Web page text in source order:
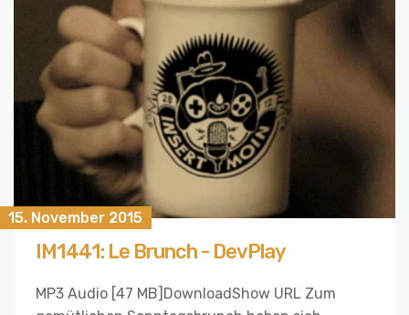
15. November 2015
IM1441: Le Brunch - DevPlay
MP3 Audio [47 MB]DownloadShow URL Zum